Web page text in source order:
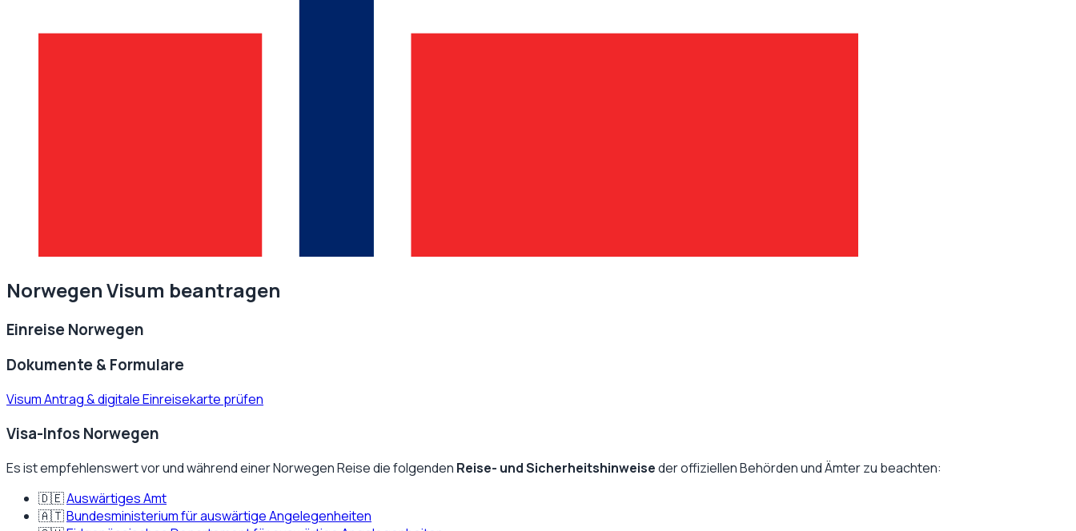
NorwegenVisum beantragen
Einreise Norwegen
Dokumente & Formulare
Visum Antrag & digitale Einreisekarte prüfen
Visa-Infos Norwegen
Es ist empfehlenswert vor und während einerNorwegenReise die folgenden Reise- und Sicherheitshinweiseder offiziellen Behörden und Ämter zu beachten:
🇩🇪Auswärtiges Amt
🇦🇹Bundesministerium für auswärtige Angelegenheiten